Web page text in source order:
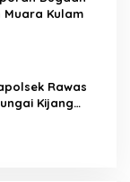
Muara Kulam
Rawas
Kijang